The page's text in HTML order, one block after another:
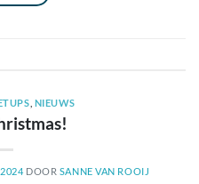
NIEUWS
DOOR SANNE VAN ROOIJ